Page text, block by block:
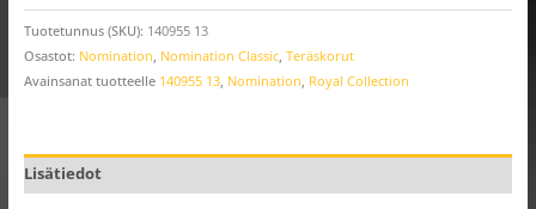
Tuotetunnus (SKU): 140955 13
Osastot: Nomination Nomination Classic, Teräskorut
Avainsanat tuotteelle 140955 13, Nomination Royal Collection
Lisätiedot